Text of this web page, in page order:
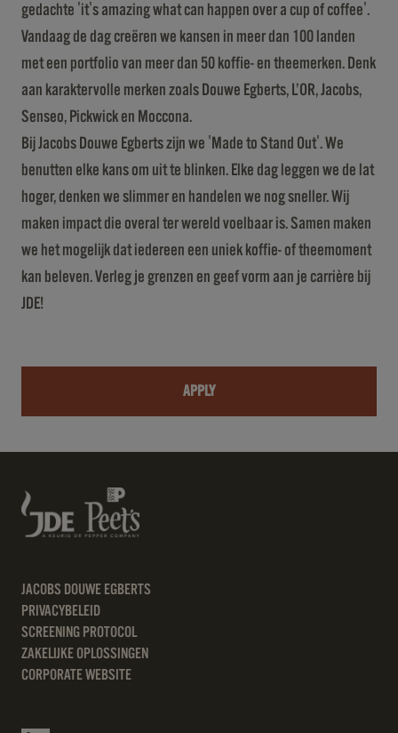
gedachte 'it's amazing what can happen over a cup of coffee'.
Vandaag de dag creëren we kansen in meer dan 100 landen
met een portfolio van meer dan 50 koffie- en theemerken. Denk
aan karaktervolle merken zoals Douwe Egberts, L’OR, Jacobs,
Senseo, Pickwick en Moccona.
Bij Jacobs Douwe Egberts zijn we 'Made to Stand Out'. We
benutten elke kans om uit te blinken. Elke dag leggen we de lat
hoger, denken we slimmer en handelen we nog sneller. Wij
maken impact die overal ter wereld voelbaar is. Samen maken
we het mogelijk dat iedereen een uniek koffie- of theemoment
kan beleven. Verleg je grenzen en geef vorm aan je carrière bij
JDE!
APPLY
JACOBS DOUWE EGBERTS
PRIVACYBELEID
SCREENING PROTOCOL
ZAKELIJKE OPLOSSINGEN
CORPORATE WEBSITE